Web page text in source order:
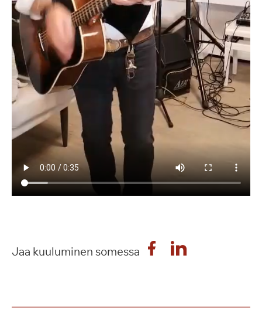
Jaa kuuluminen somessa